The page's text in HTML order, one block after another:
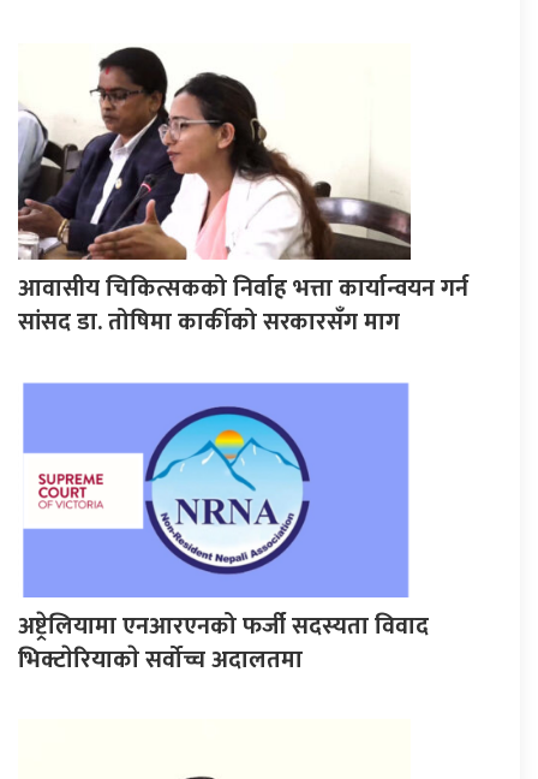
आवासीय चिकित्सकको निर्वाह भत्ता कार्यान्वयन गर्न
सांसद डा. तोषिमा कार्कीको सरकारसँग माग
अष्ट्रेलियामा एनआरएनको फर्जी सदस्यता विवाद
भिक्टाेरियाकाे सर्वोच्च अदालतमा